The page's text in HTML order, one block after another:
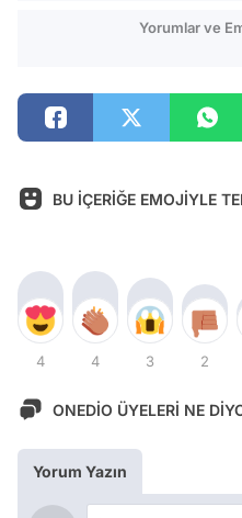
Yorumlar ve
BU İÇERİĞE EMOJİYLE
4 4 3 2
ONEDİO ÜYELERİ NE
Yorum Yazın